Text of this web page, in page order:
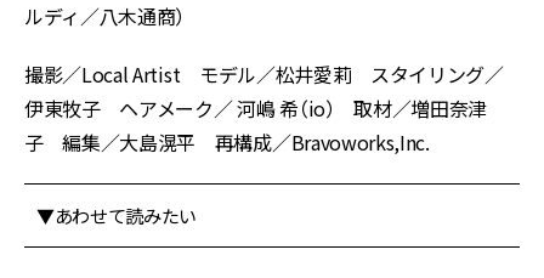
ルディ／八木通商）
撮影／Local Artist モデル／松井愛莉 スタイリング／
伊東牧子 ヘアメーク／ 河嶋 希（io） 取材／増田奈津
子 編集／大島滉平 再構成／Bravoworks,Inc.
▼あわせて読みたい